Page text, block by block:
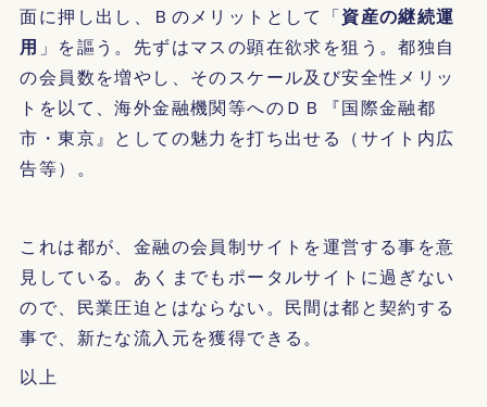
面に押し出し、Ｂのメリットとして「資産の継続運
用 」を謳う。先ずはマスの顕在欲求を狙う。都独自
の会員数を増やし、そのスケール及び安全性メリッ
トを以て、海外金融機関等へのＤＢ『国際金融都
市・東京』としての魅力を打ち出せる（サイト内広
告等）。
これは都が、金融の会員制サイトを運営する事を意
見している。あくまでもポータルサイトに過ぎない
ので、民業圧迫とはならない。民間は都と契約する
事で、新たな流入元を獲得できる。
以上